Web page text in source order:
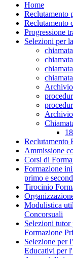
Home
Reclutamento
Reclutamento
Progressione
Selezioni per
Archivio
Reclutamento
Ammissione
Corsi di
Formazione
primo e
Tirocinio
Modulistica
Concorsuali
Selezioni
Formazione
Selezione per
Educativi per